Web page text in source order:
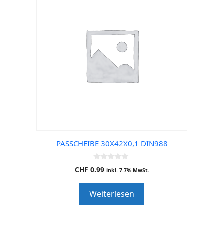
PASSCHEIBE 30X42X0,1 DIN988
0
o
o
f
5
CHF 0.99 inkl. 7.7% MwSt.
Weiterlesen